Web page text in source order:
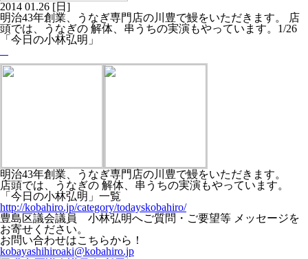
2014 01.26 [日]
明治43年創業、うなぎ専門店の川豊で鰻をいただきます。 店
頭では、うなぎの 解体、串うちの実演もやっています。1/26
「今日の小林弘明」
明治43年創業、うなぎ専門店の川豊で鰻をいただきます。
店頭では、うなぎの 解体、串うちの実演もやっています。
「今日の小林弘明」一覧
http://kobahiro.jp/category/todayskobahiro/
豊島区議会議員 小林弘明へご質問・ご要望等 メッセージを
お寄せください。
お問い合わせはこちらから！
kobayashihiroaki@kobahiro.jp